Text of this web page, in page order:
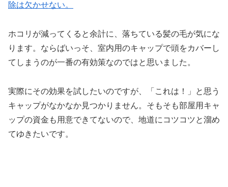
除は欠かせない。
ホコリが減ってくると余計に、落ちている髪の毛が気にな
ります。ならばいっそ、室内用のキャップで頭をカバーし
てしまうのが一番の有効策なのではと思いました。
実際にその効果を試したいのですが、「これは！」と思う
キャップがなかなか見つかりません。そもそも部屋用キャ
ップの資金も用意できてないので、地道にコツコツと溜め
てゆきたいです。